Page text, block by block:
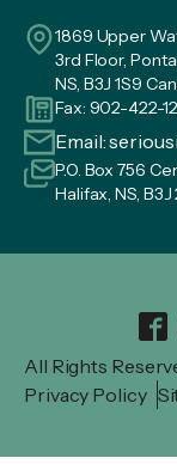
1869 Upper
3rd Floor,
NS, B3J 1S9
Fax: 902-422-
Email:
P.O. Box 756
Halifax, NS, B3J
All Rights
Privacy Policy